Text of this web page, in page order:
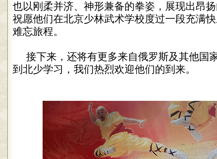
也以刚柔并济、神形兼备的拳姿，展现出昂
祝愿他们在北京少林武术学校度过一段充满
难忘旅程。
接下来，还将有更多来自俄罗斯及其他国
到北少学习，我们热烈欢迎他们的到来。